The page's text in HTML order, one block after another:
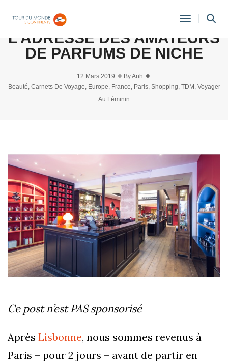
Toggle
AVIS : JOVOY PARIS,
L’ADRESSE DES AMATEURS
DE PARFUMS DE NICHE
12 Mars 2019 ByAnh
Beauté, Carnets De Voyage, Europe, France, Paris, Shopping, TDM , Voyager
Au Féminin
Ce post n’est PAS sponsorisé
Après Lisbonne, nous sommes revenus à
Paris – pour 2 jours – avant de partir en